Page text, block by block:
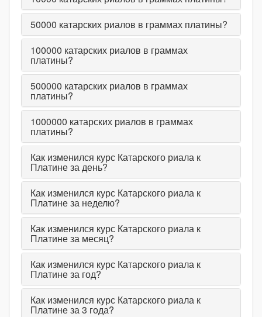
50000 катарских риалов в граммах платины?
100000 катарских риалов в граммах
платины?
500000 катарских риалов в граммах
платины?
1000000 катарских риалов в граммах
платины?
Как изменился курс Катарского риала к
Платине за день?
Как изменился курс Катарского риала к
Платине за неделю?
Как изменился курс Катарского риала к
Платине за месяц?
Как изменился курс Катарского риала к
Платине за год?
Как изменился курс Катарского риала к
Платине за 3 года?